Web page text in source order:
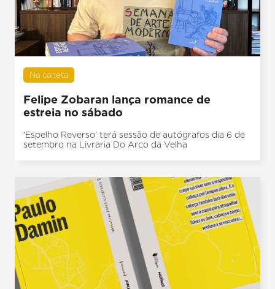
Na caneta
Felipe Zobaran lança romance de
estreia no sábado
‘Espelho Reverso’ terá sessão de autógrafos dia 6 de
setembro na Livraria Do Arco da Velha